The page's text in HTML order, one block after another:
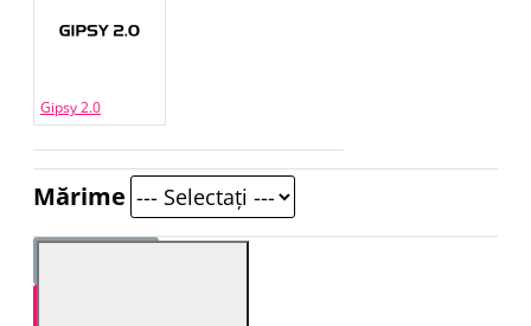
Gipsy 2.0
Mărime